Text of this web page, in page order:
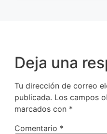
Deja una
Tu dirección de correo
publicada. Los campos
marcados con *
Comentario *